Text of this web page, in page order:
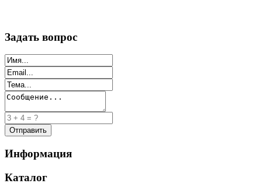
Задать вопрос
Информация
Каталог